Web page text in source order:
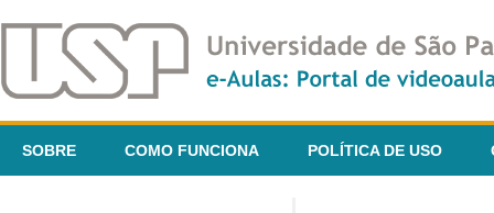
SOBRE COMO FUNCIONA POLÍTICA DE USO